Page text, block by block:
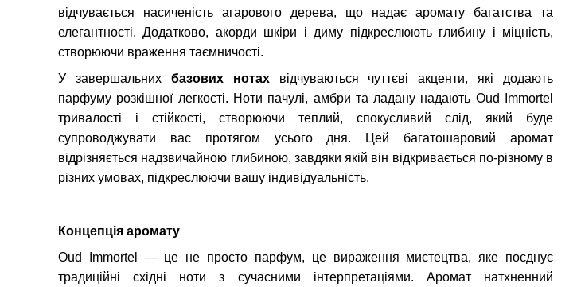
відчувається насиченість агарового дерева, що надає аромату багатства та
елегантності. Додатково, акорди шкіри і диму підкреслюють глибину і міцність,
створюючи враження таємничості.
У завершальних базових нотахвідчуваються чуттєві акценти, які додають
парфуму розкішної легкості. Ноти пачулі, амбри та ладану надають Oud Immortel
тривалості і стійкості, створюючи теплий, спокусливий слід, який буде
супроводжувати вас протягом усього дня. Цей багатошаровий аромат
відрізняється надзвичайною глибиною, завдяки якій він відкривається по-різному в
різних умовах, підкреслюючи вашу індивідуальність.
Концепція аромату
Oud Immortel — це не просто парфум, це вираження мистецтва, яке поєднує
традиційні східні ноти з сучасними інтерпретаціями. Аромат натхненний